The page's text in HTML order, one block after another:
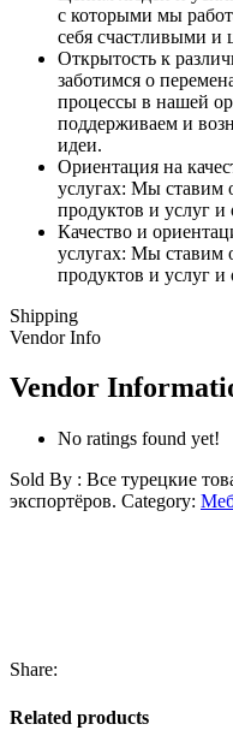
с которыми мы
себя счастливыми и
Открытость к
заботимся о
процессы в нашей
поддерживаем и
идеи.
Ориентация на
услугах: Мы ставим
продуктов и услуг
Качество и
услугах: Мы ставим
продуктов и услуг
Shipping
Vendor Info
Vendor
No ratings found yet!
Sold By : Все турецкие
экспортёров. Category:
Share:
Related products